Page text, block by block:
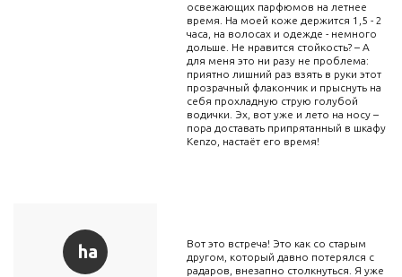
освежающих парфюмов на летнее
время. На моей коже держится 1,5 - 2
часа, на волосах и одежде - немного
дольше. Не нравится стойкость? – А
для меня это ни разу не проблема:
приятно лишний раз взять в руки этот
прозрачный флакончик и прыснуть на
себя прохладную струю голубой
водички. Эх, вот уже и лето на носу –
пора доставать припрятанный в шкафу
Kenzo, настаёт его время!
ha
Вот это встреча! Это как со старым
другом, который давно потерялся с
радаров, внезапно столкнуться. Я уже